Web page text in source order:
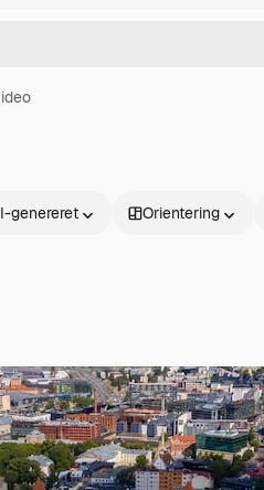
genereret Orientering
Produkter